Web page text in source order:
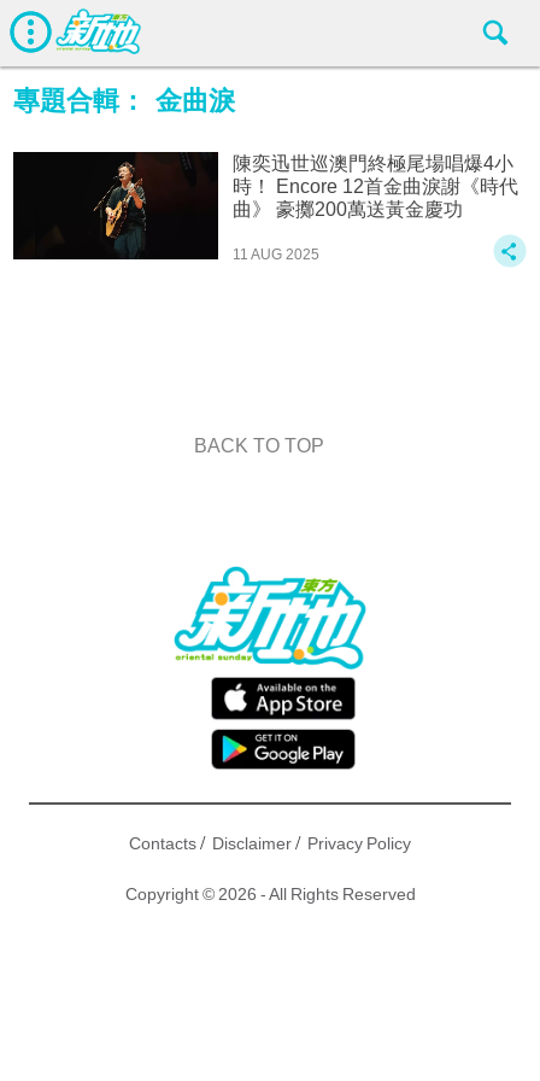
專題合輯： 金曲淚
陳奕迅世巡澳門終極尾場唱爆4小
時！ Encore 12首金曲淚謝《時代
曲》 豪擲200萬送黃金慶功
11 AUG 2025
BACK TO TOP
Contacts/ Disclaimer/ Privacy Policy
Copyright © 2026 - All Rights Reserved